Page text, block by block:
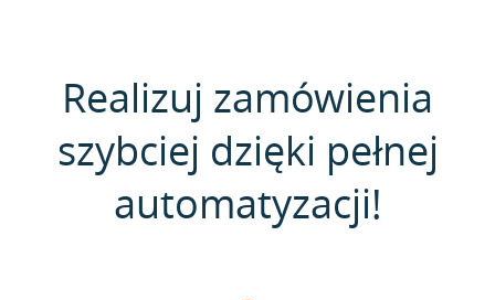
Realizuj zamówienia
szybciej dzięki pełnej
automatyzacji!